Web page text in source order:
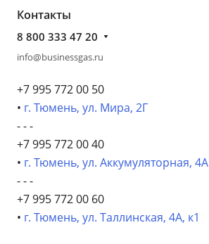
Контакты
8 800 333 47 20
info@businessgas.ru
+7 995 772 00 50
• г. Тюмень, ул. Мира, 2Г
- - -
+7 995 772 00 40
• г. Тюмень, ул. Аккумуляторная, 4А
- - -
+7 995 772 00 60
• г. Тюмень, ул. Таллинская, 4А, к1